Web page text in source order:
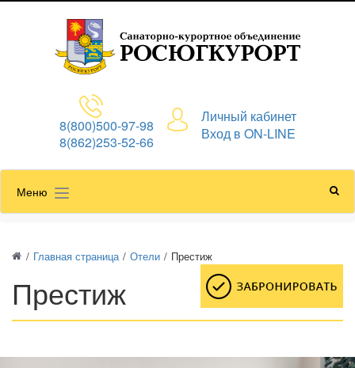
8(800)500-97-98
8(862)253-52-66
Личный кабинет
Вход в ON-LINE
Меню
/ Главная страница / Отели / Престиж
Престиж